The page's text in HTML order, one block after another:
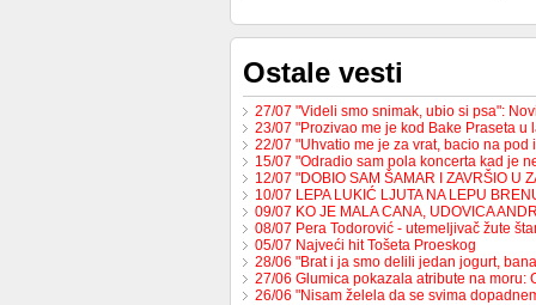
Ostale vesti
27/07 "Videli smo snimak, ubio si psa":
23/07 "Prozivao me je kod Bake Praseta
22/07 "Uhvatio me je za vrat, bacio na
15/07 "Odradio sam pola koncerta kad je
12/07 "DOBIO SAM ŠAMAR I ZAVRŠIO U
10/07 LEPA LUKIĆ LJUTA NA LEPU
09/07 KO JE MALA CANA, UDOVICA
08/07 Pera Todorović - utemeljivač žute
05/07 Najveći hit Tošeta Proeskog
28/06 "Brat i ja smo delili jedan jogurt,
27/06 Glumica pokazala atribute na moru:
26/06 "Nisam želela da se svima